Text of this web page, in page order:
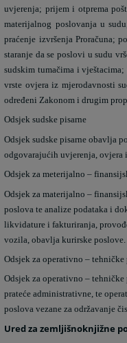
uvjerenja; prijem i otprema
materijalnog poslovanja u
praćenje izvršenja Proračuna;
staranje da se poslovi u sudu
sudskim tumačima i
vrste ovjera iz mjerodavnosti
određeni Zakonom i drugim
Odsjek sudske pisarne
Odsjek sudske pisarne obavlja
odgovarajućih uvjerenja, ovjera
Odsjek za meterijalno –
Odsjek za materijalno –
poslova te analize podataka i
likvidature i fakturiranja,
vozila, obavlja kurirske poslove.
Odsjek za operativno – tehničke
Odsjek za operativno –
prateće administrativne, te
poslova vezane za održavanje
Ured za zemljišnoknjižne